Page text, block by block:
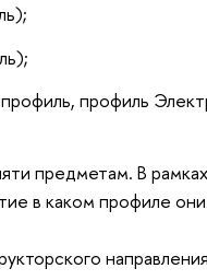
профиль
предметам.В рамках
в каком профиле